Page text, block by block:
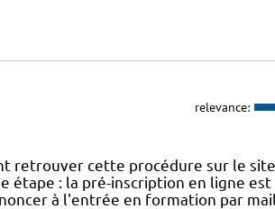
relevance:
retrouver cette procédure sur le
étape : la pré-inscription en ligne est
à l'entrée en formation par